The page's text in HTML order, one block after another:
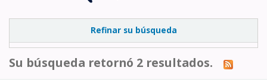
Refinar su búsqueda
Su búsqueda retornó 2 resultados.